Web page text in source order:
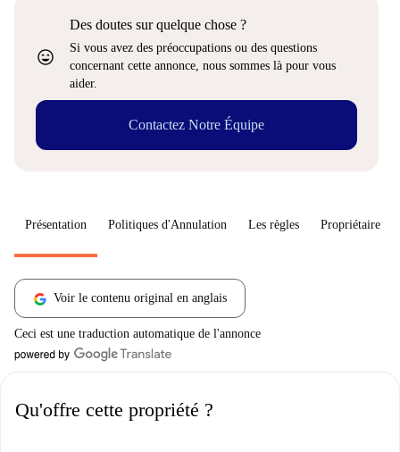
sentiment_very_satisfied
Des doutes sur quelque chose ?
Si vous avez des préoccupations ou des questions
concernant cette annonce, nous sommes là pour vous
aider.
Contactez Notre Équipe
Présentation Politiques d'Annulation Les règles Propriétaire
Voir le contenu original en anglais
Ceci est une traduction automatique de l'annonce
Qu'offre cette propriété ?